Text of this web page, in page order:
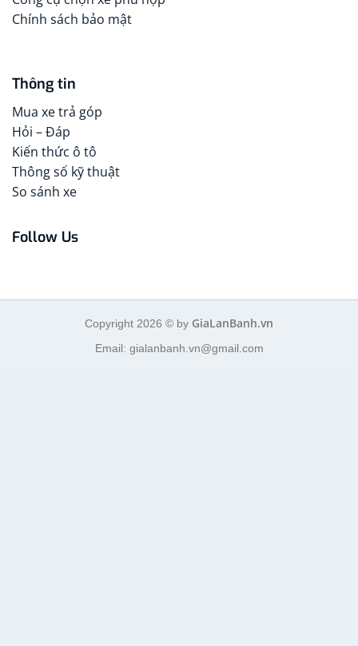
Chính sách bảo mật
Thông tin
Mua xe trả góp
Hỏi – Đáp
Kiến thức ô tô
Thông số kỹ thuật
So sánh xe
Follow Us
Copyright 2026 © by GiaLanBanh.vn
Email: gialanbanh.vn@gmail.com